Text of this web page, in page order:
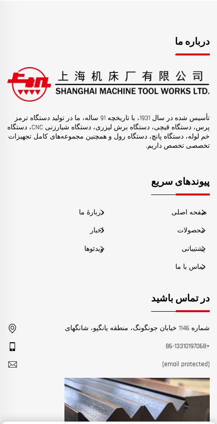
درباره ما
تأسیس شده در سال 1931، با تاریخچه 91 ساله، ما در تولید دستگاه ترمز
پرس، دستگاه قیچی، دستگاه برش لیزری، دستگاه شیارزنی CNC، دستگاه
خم لوله، دستگاه پانچ، دستگاه رول و همچنین مجموعه‌های کامل تجهیزات
تخصصی تخصص داریم.
پیوندهای سریع
صفحه اصلی دربارهٔ ما
محصولات اخبار
پشتیبانی ویدئوها
تماس با ما
در تماس باشید
شماره 1146 خیابان جونگونگ، منطقه یانگپو، شانگهای
+86-13310197068
[email protected]